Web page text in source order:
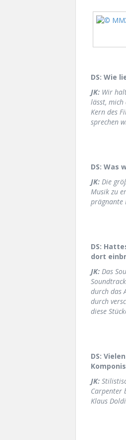
DS: Wie
JK: Wir
lässt, mich
Kern des
sprechen
DS: Was
JK: Die
Musik zu
prägnante
DS:
dort
JK: Das
durch das
durch
diese
DS:
JK:
Carpenter
Klaus